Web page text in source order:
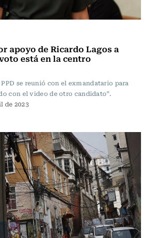
apoyo de Ricardo Lagos a
está en la centro
se reunió con el exmandatario para
con el video de otro candidato”.
de 2023